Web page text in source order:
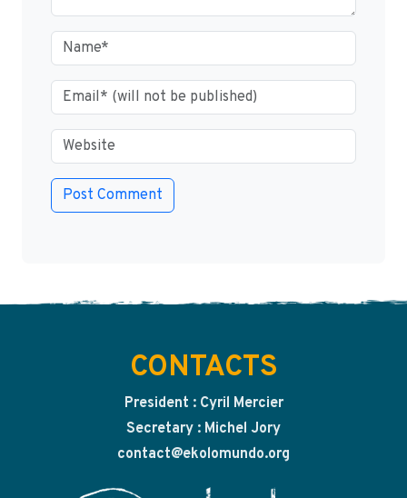
CONTACTS
President : Cyril Mercier
Secretary : Michel Jory
contact@ekolomundo.org